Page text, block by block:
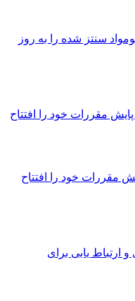
سنتز شده را به روز
مقررات خود را افتتاح